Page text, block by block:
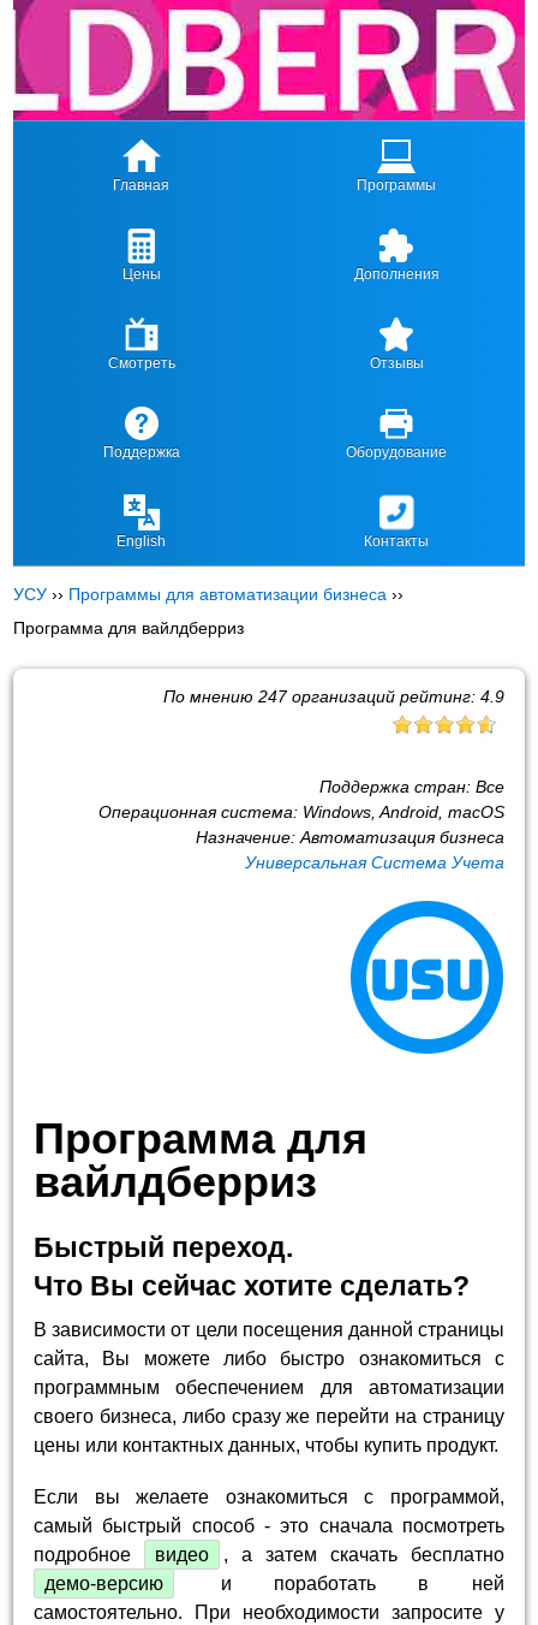
Главная Программы
Цены Дополнения
Смотреть Отзывы
Поддержка Оборудование
English Контакты
УСУ ›› Программы для автоматизации бизнеса ››
Программа для вайлдберриз
По мнению 247организаций рейтинг: 4.9
Поддержка стран: Все
Операционная система: Windows, Android, macOS
Назначение: Автоматизация бизнеса
Универсальная Система Учета
Программа для
вайлдберриз
Быстрый переход.
Что Вы сейчас хотите сделать?
В зависимости от цели посещения данной страницы
сайта, Вы можете либо быстро ознакомиться с
программным обеспечением для автоматизации
своего бизнеса, либо сразу же перейти на страницу
цены или контактных данных, чтобы купить продукт.
Если вы желаете ознакомиться с программой,
самый быстрый способ - это сначала посмотреть
подробное
видео
, а затем скачать бесплатно
демо-версию
и поработать в ней
самостоятельно. При необходимости запросите у